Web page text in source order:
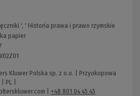
', ' Historia prawa i prawo rzymskie
papier
Kluwer Polska sp. z o.o. | Przyokopowa
PL |
+48 801 04 45 45